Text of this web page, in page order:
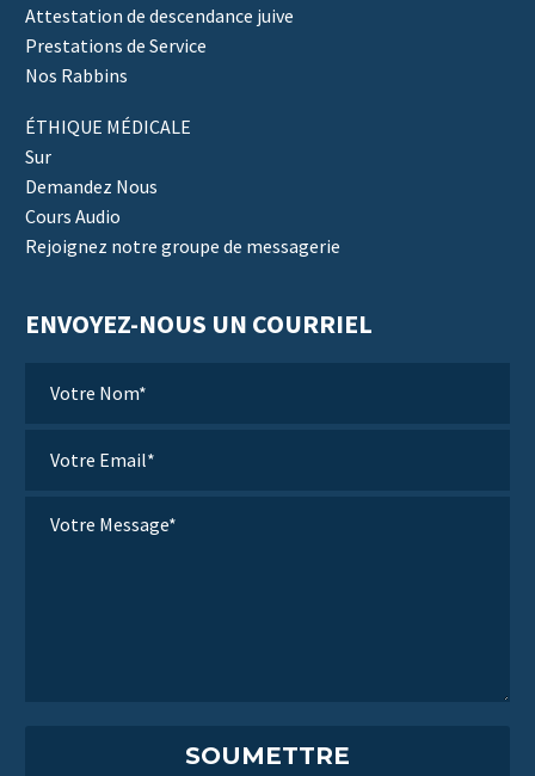
Attestation de descendance juive
Prestations de Service
Nos Rabbins
ÉTHIQUE MÉDICALE
Sur
Demandez Nous
Cours Audio
Rejoignez notre groupe de messagerie
ENVOYEZ-NOUS UN COURRIEL